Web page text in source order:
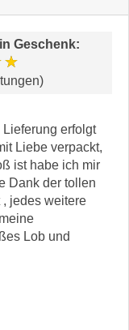
Geschenk:
Lieferung erfolgt
Liebe verpackt,
ist habe ich mir
Dank der tollen
jedes weitere
Lob und